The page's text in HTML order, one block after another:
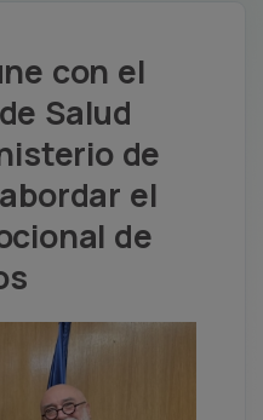
con el
Salud
de
el
de